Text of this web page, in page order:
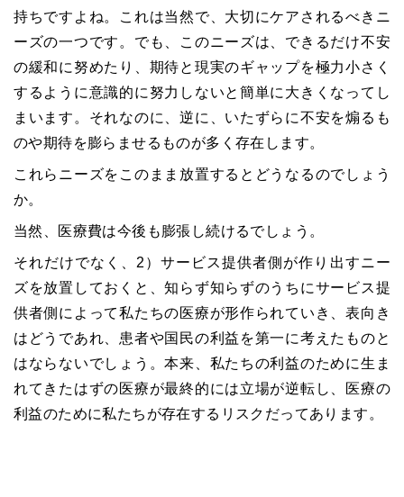
持ちですよね。これは当然で、大切にケアされるべきニ
ーズの一つです。でも、このニーズは、できるだけ不安
の緩和に努めたり、期待と現実のギャップを極力小さく
するように意識的に努力しないと簡単に大きくなってし
まいます。それなのに、逆に、いたずらに不安を煽るも
のや期待を膨らませるものが多く存在します。
これらニーズをこのまま放置するとどうなるのでしょう
か。
当然、医療費は今後も膨張し続けるでしょう。
それだけでなく、2）サービス提供者側が作り出すニー
ズを放置しておくと、知らず知らずのうちにサービス提
供者側によって私たちの医療が形作られていき、表向き
はどうであれ、患者や国民の利益を第一に考えたものと
はならないでしょう。本来、私たちの利益のために生ま
れてきたはずの医療が最終的には立場が逆転し、医療の
利益のために私たちが存在するリスクだってあります。